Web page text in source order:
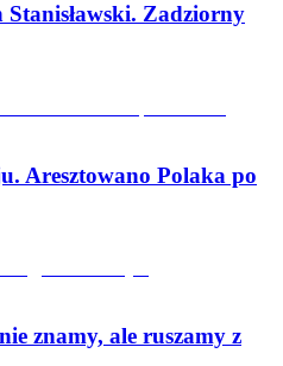
Stanisławski. Zadziorny
Aresztowano Polaka po
znamy, ale ruszamy z